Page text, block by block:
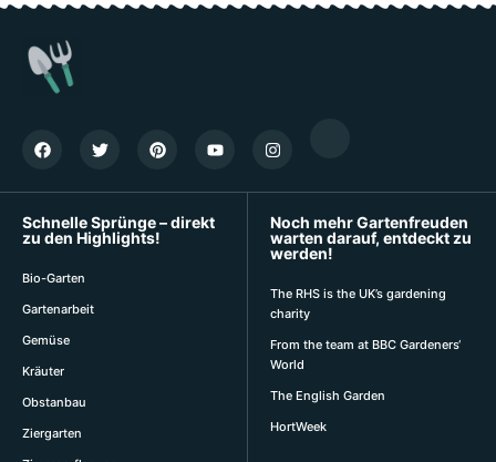
Schnelle Sprünge – direkt
zu den Highlights!
Bio-Garten
Gartenarbeit
Gemüse
Kräuter
Obstanbau
Ziergarten
Noch mehr Gartenfreuden
warten darauf, entdeckt zu
werden!
The RHS is the UK’s gardening
charity
From the team at BBC Gardeners‘
World
The English Garden
HortWeek